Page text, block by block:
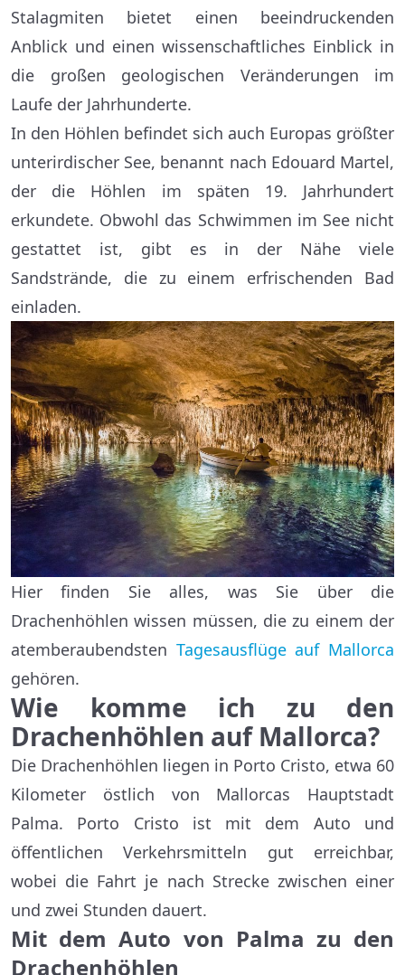
Stalagmiten bietet einen beeindruckenden
Anblick und einen wissenschaftliches Einblick in
die großen geologischen Veränderungen im
Laufe der Jahrhunderte.
In den Höhlen befindet sich auch Europas größter
unterirdischer See, benannt nach Edouard Martel,
der die Höhlen im späten 19. Jahrhundert
erkundete. Obwohl das Schwimmen im See nicht
gestattet ist, gibt es in der Nähe viele
Sandstrände, die zu einem erfrischenden Bad
einladen.
Hier finden Sie alles, was Sie über die
Drachenhöhlen wissen müssen, die zu einem der
atemberaubendsten Tagesausflüge auf Mallorca
gehören.
Wie komme ich zu den
Drachenhöhlen auf Mallorca?
Die Drachenhöhlen liegen in Porto Cristo, etwa 60
Kilometer östlich von Mallorcas Hauptstadt
Palma. Porto Cristo ist mit dem Auto und
öffentlichen Verkehrsmitteln gut erreichbar,
wobei die Fahrt je nach Strecke zwischen einer
und zwei Stunden dauert.
Mit dem Auto von Palma zu den
Drachenhöhlen